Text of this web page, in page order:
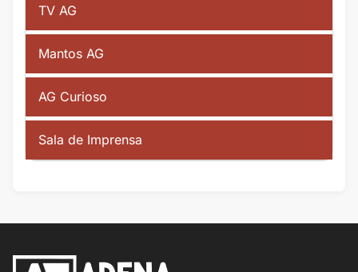
TV AG
Mantos AG
AG Curioso
Sala de Imprensa